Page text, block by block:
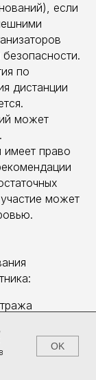
OK
если
по
дистанции
может
имеет право
может
на портале